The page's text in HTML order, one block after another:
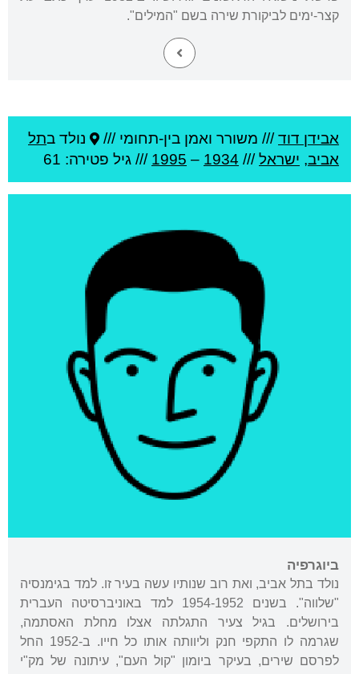
קצר-ימים לביקורת שירה בשם "המילים".
אבידן דוד/// משורר ואמן בין-תחומי /// נולד בתל
אביב, ישראל///
1934
–
1995 /// גיל פטירה: 61
ביוגרפיה
נולד בתל אביב, ואת רוב שנותיו עשה בעיר זו. למד בגימנסיה
"שלווה". בשנים 1954-1952 למד באוניברסיטה העברית
בירושלים. בגיל צעיר התגלתה אצלו מחלת האסתמה,
שגרמה לו התקפי חנק וליוותה אותו כל חייו. ב-1952 החל
לפרסם שירים, בעיקר ביומון "קול העם", עיתונה של מק"י